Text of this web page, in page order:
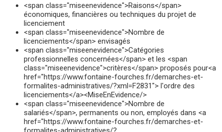
<span class="miseenevidence">Raisons</span>
économiques, financières ou techniques du projet de
licenciement
<span class="miseenevidence">Nombre de
licenciements</span> envisagés
<span class="miseenevidence">Catégories
professionnelles concernées</span> et les <span
class="miseenevidence">critères</span> proposés pour<a
href="https://www.fontaine-fourches.fr/demarches-et-
formalites-administratives/?xml=F2831"> l'ordre des
licenciements</a><MiseEnEvidence/>
<span class="miseenevidence">Nombre de
salariés</span>, permanents ou non, employés dans <a
href="https://www.fontaine-fourches.fr/demarches-et-